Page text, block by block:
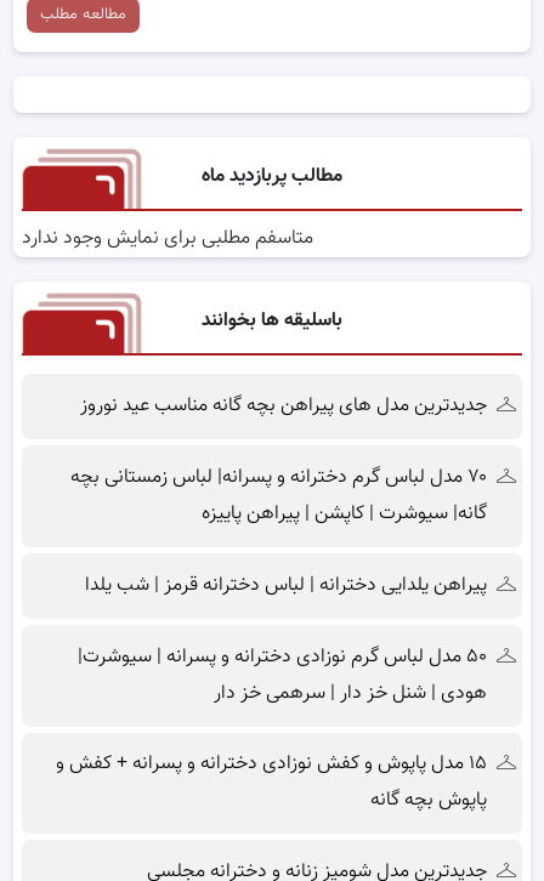
مطالعه مطلب
مطالب پربازدید ماه
متاسفم مطلبی برای نمایش وجود ندارد
باسلیقه ها بخوانند
جدیدترین مدل های پیراهن بچه گانه مناسب عید نوروز
۷۰ مدل لباس گرم دخترانه و پسرانه| لباس زمستانی بچه
گانه| سیوشرت | کاپشن | پیراهن پاییزه
پیراهن یلدایی دخترانه | لباس دخترانه قرمز | شب یلدا
۵۰ مدل لباس گرم نوزادی دخترانه و پسرانه | سیوشرت|
هودی | شنل خز دار | سرهمی خز دار
۱۵ مدل پاپوش و کفش نوزادی دخترانه و پسرانه + کفش و
پاپوش بچه گانه
جدیدترین مدل شومیز زنانه و دخترانه مجلسی